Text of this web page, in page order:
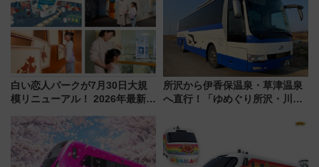
白い恋人パークが7月30日大規
模リニューアル！ 2026年最新の
と料金・アクセスを徹底解説
（札幌市）
所沢から伊香保温泉・草津温泉
へ直行！「ゆめぐり所沢・川越
軽に 運行ダイヤ・運賃を解説